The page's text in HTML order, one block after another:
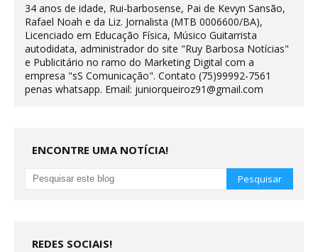
34 anos de idade, Rui-barbosense, Pai de Kevyn Sansão,
Rafael Noah e da Liz. Jornalista (MTB 0006600/BA),
Licenciado em Educação Física, Músico Guitarrista
autodidata, administrador do site "Ruy Barbosa Notícias"
e Publicitário no ramo do Marketing Digital com a
empresa "sS Comunicação". Contato (75)99992-7561
penas whatsapp. Email: juniorqueiroz91@gmail.com
ENCONTRE UMA NOTÍCIA!
REDES SOCIAIS!